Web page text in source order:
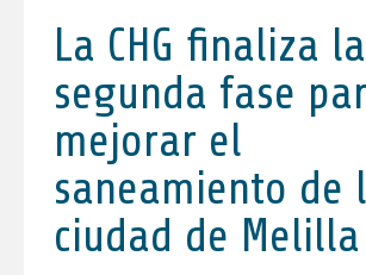
La CHG finaliza la
segunda fase
mejorar el
saneamiento de
ciudad de Melilla